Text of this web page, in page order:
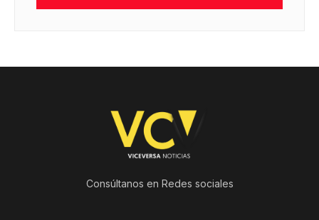
Consúltanos en Redes sociales